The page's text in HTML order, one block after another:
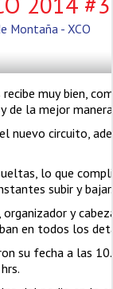
Montaña - XCO
muy bien,
de la mejor
nuevo circuito,
lo que
subir y bajar.
y
en todos los
su fecha a las